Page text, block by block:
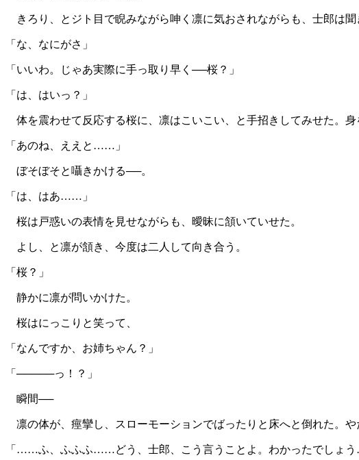
きろり、とジト目で睨みながら呻く凛に気おされながらも、士郎は聞
「な、なにがさ」
「いいわ。じゃあ実際に手っ取り早く──桜？」
「は、はいっ？」
体を震わせて反応する桜に、凛はこいこい、と手招きしてみせた。身
「あのね、ええと……」
ぼそぼそと囁きかける──。
「は、はあ……」
桜は戸惑いの表情を見せながらも、曖昧に頷いていせた。
よし、と凛が頷き、今度は二人して向き合う。
「桜？」
静かに凛が問いかけた。
桜はにっこりと笑って、
「なんですか、お姉ちゃん？」
「─────っ！？」
瞬間──
凛の体が、痙攣し、スローモーションでばったりと床へと倒れた。
「……ふ、ふふふ……どう、士郎、こう言うことよ。わかったでしょ